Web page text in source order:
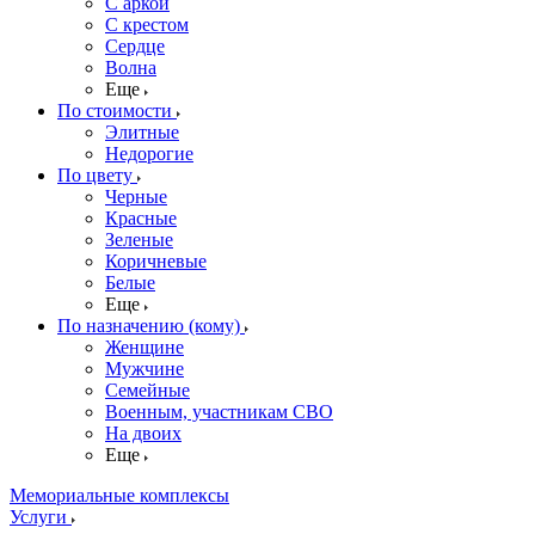
С крестом
Сердце
Волна
Еще
По стоимости
Элитные
Недорогие
По цвету
Черные
Красные
Зеленые
Коричневые
Белые
Еще
По назначению (кому)
Женщине
Мужчине
Семейные
Военным, участникам СВО
На двоих
Еще
Мемориальные комплексы
Услуги